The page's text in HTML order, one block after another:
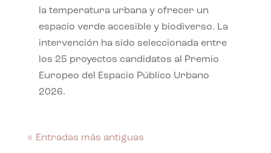
la temperatura urbana y ofrecer un
espacio verde accesible y biodiverso. La
intervención ha sido seleccionada entre
los 25 proyectos candidatos al Premio
Europeo del Espacio Público Urbano
2026.
« Entradas más antiguas